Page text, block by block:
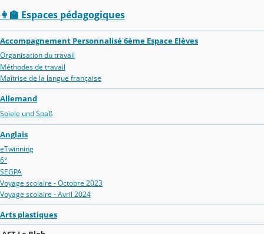
👩‍🏫 Espaces pédagogiques
Accompagnement Personnalisé 6ème Espace Elèves
Organisation du travail
Méthodes de travail
Maîtrise de la langue française
Allemand
Spiele und Spaß
Anglais
eTwinning
6°
SEGPA
Voyage scolaire - Octobre 2023
Voyage scolaire - Avril 2024
Arts plastiques